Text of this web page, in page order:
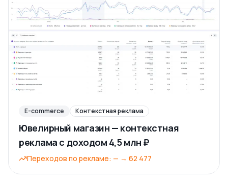
E-commerce Контекстная реклама
Ювелирный магазин — контекстная
реклама с доходом 4,5 млн ₽
Переходов по рекламе: — → 62 477